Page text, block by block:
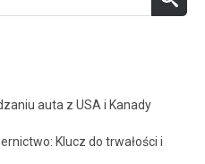
auta z USA i Kanady
Klucz do trwałości i